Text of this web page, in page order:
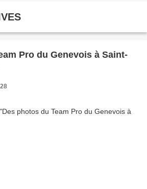
Pro du Genevois à Saint-